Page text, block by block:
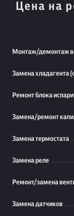
Цена на
Монтаж/демонтаж
Замена хладагента
Ремонт блока
Замена/ремонт
Замена термостата
Замена реле
Ремонт/замена
Замена датчиков